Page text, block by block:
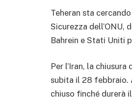
Teheran sta
Sicurezza dell’ONU,
Bahrein e Stati Uniti
Per l’Iran, la
subita il 28 febbraio.
chiuso finché durerà